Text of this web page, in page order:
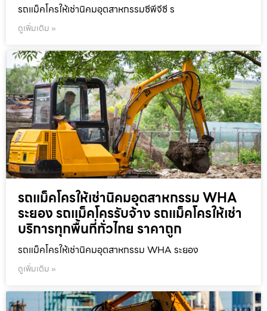
รถแม็คโครให้เช่านิคมอุตสาหกรรมซีพีจีซี ร
ดูเพิ่มเติม »
รถแม็คโครให้เช่านิคมอุตสาหกรรม WHA
ระยอง รถแม็คโครรับจ้าง รถแม็คโครให้เช่า
บริการทุกพื้นที่ทั่วไทย ราคาถูก
รถแม็คโครให้เช่านิคมอุตสาหกรรม WHA ระยอง
ดูเพิ่มเติม »